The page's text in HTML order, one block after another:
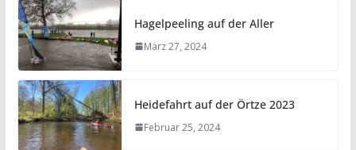
Hagelpeeling auf der Aller
März 27, 2024
Heidefahrt auf der Örtze 2023
Februar 25, 2024